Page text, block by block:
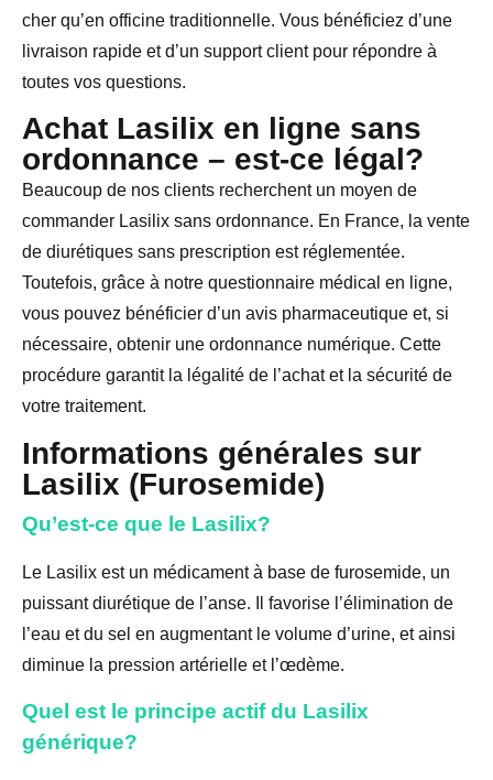
cher qu’en officine traditionnelle. Vous bénéficiez d’une
livraison rapide et d’un support client pour répondre à
toutes vos questions.
Achat Lasilix en ligne sans
ordonnance – est-ce légal?
Beaucoup de nos clients recherchent un moyen de
commander Lasilix sans ordonnance. En France, la vente
de diurétiques sans prescription est réglementée.
Toutefois, grâce à notre questionnaire médical en ligne,
vous pouvez bénéficier d’un avis pharmaceutique et, si
nécessaire, obtenir une ordonnance numérique. Cette
procédure garantit la légalité de l’achat et la sécurité de
votre traitement.
Informations générales sur
Lasilix (Furosemide)
Qu’est-ce que le Lasilix?
Le Lasilix est un médicament à base de furosemide, un
puissant diurétique de l’anse. Il favorise l’élimination de
l’eau et du sel en augmentant le volume d’urine, et ainsi
diminue la pression artérielle et l’œdème.
Quel est le principe actif du Lasilix
générique?